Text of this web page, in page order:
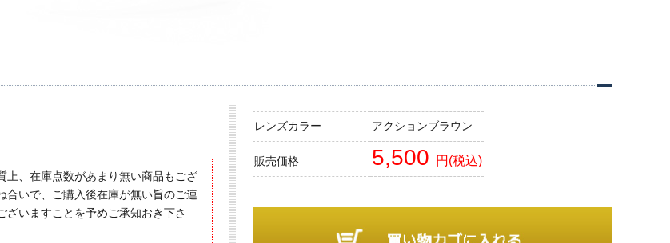
上、在庫点数があまり無い商品もござ
合いで、ご購入後在庫が無い旨のご連
ざいますことを予めご承知おき下さ
レンズカラー アクションブラウン
販売価格 5,500 円(税込)